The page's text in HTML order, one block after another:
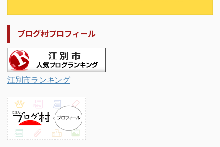
ブログ村プロフィール
江別市ランキング